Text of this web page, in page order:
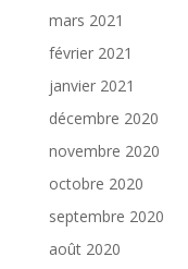
mars 2021
février 2021
janvier 2021
décembre 2020
novembre 2020
octobre 2020
septembre 2020
août 2020